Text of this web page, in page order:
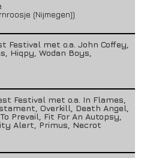
(Nijmegen))
Festival met o.a. John Coffey,
Hiqpy, Wodan Boys,
Festival met o.a. In Flames,
Overkill, Death Angel,
Prevail, Fit For An Autopsy,
Alert, Primus, Necrot